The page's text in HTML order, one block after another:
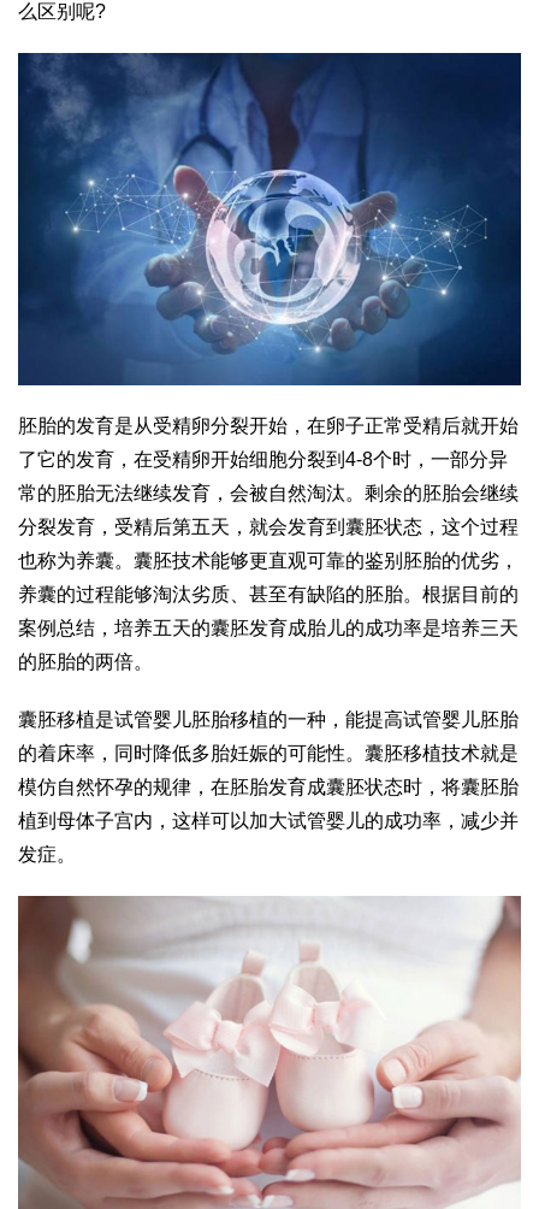
么区别呢?
胚胎的发育是从受精卵分裂开始，在卵子正常受精后就开始
了它的发育，在受精卵开始细胞分裂到4-8个时，一部分异
常的胚胎无法继续发育，会被自然淘汰。剩余的胚胎会继续
分裂发育，受精后第五天，就会发育到囊胚状态，这个过程
也称为养囊。囊胚技术能够更直观可靠的鉴别胚胎的优劣，
养囊的过程能够淘汰劣质、甚至有缺陷的胚胎。根据目前的
案例总结，培养五天的囊胚发育成胎儿的成功率是培养三天
的胚胎的两倍。
囊胚移植是试管婴儿胚胎移植的一种，能提高试管婴儿胚胎
的着床率，同时降低多胎妊娠的可能性。囊胚移植技术就是
模仿自然怀孕的规律，在胚胎发育成囊胚状态时，将囊胚胎
植到母体子宫内，这样可以加大试管婴儿的成功率，减少并
发症。